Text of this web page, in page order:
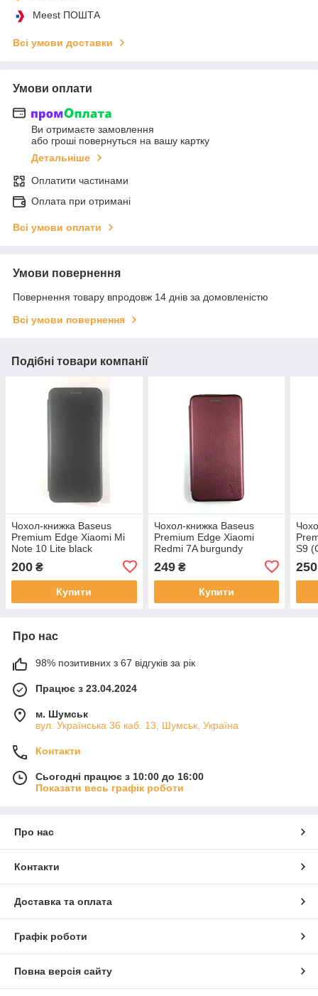
Meest ПОШТА
Всі умови доставки
Умови оплати
Ви отримаєте замовлення
або гроші повернуться на вашу картку
Детальніше
Оплатити частинами
Оплата при отримані
Всі умови оплати
Умови повернення
Повернення товару впродовж 14 днів за домовленістю
Всі умови повернення
Подібні товари компанії
Чохол-книжка Baseus
Premium Edge Xiaomi Mi
Note 10 Lite black
200 ₴
Купити
Чохол-книжка Baseus
Premium Edge Xiaomi
Redmi 7A burgundy
249₴
Купити
S9
250
Про нас
98% позитивних з 67 відгуків за рік
Працює з 23.04.2024
м. Шумськ
вул. Українська 36 каб. 13, Шумськ, Україна
Контакти
Сьогодні працює з 10:00 до 16:00
Показати весь графік роботи
Про нас
Контакти
Доставка та оплата
Графік роботи
Повна версія сайту